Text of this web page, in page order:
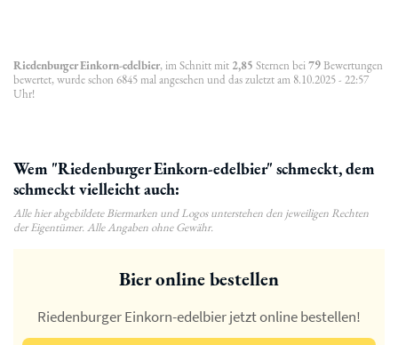
Riedenburger Einkorn-edelbier, im Schnitt mit 2,85 Sternen bei79Bewertungen
bewertet, wurde schon 6845 mal angesehen und das zuletzt am 8.10.2025 - 22:57
Uhr!
Wem "Riedenburger Einkorn-edelbier" schmeckt, dem
schmeckt vielleicht auch:
Alle hier abgebildete Biermarken und Logos unterstehen den jeweiligen Rechten
der Eigentümer. Alle Angaben ohne Gewähr.
Bier online bestellen
Riedenburger Einkorn-edelbier jetzt online bestellen!